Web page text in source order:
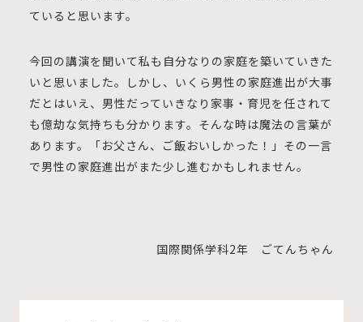
ていると思います。
今回の講演を聞いて私も自分なりの家庭を築いていきた
いと思いました。しかし、いくら男性の家庭進出が大事
だとはいえ、男性だっていきなり家事・育児を任されて
も億劫な気持ちも分かります。そんな時は魔法の言葉が
あります。「お父さん、ご飯おいしかった！」その一言
で男性の家庭進出がまた少し進むかもしれません。
国際関係学科2年 ごてんちゃん